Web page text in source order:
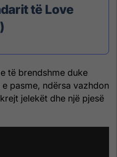
të Love
të brendshme duke
pasme, ndërsa vazhdon
jelekët dhe një pjesë